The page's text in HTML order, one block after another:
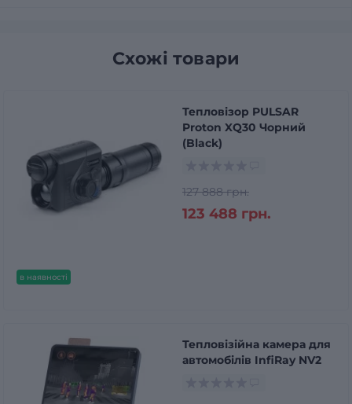
Схожі товари
в наявності
Тепловізор PULSAR
Proton XQ30 Чорний
(Black)
127 888 грн.
123 488 грн.
Тепловізійна камера для
автомобілів InfiRay NV2